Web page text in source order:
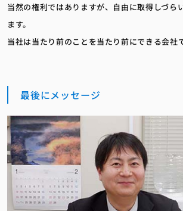
当然の権利ではありますが、自由に取得しづら
ます。
当社は当たり前のことを当たり前にできる会社
最後にメッセージ